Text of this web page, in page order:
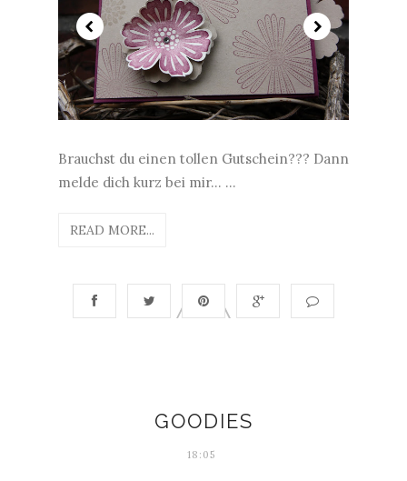
Brauchst du einen tollen Gutschein??? Dann
melde dich kurz bei mir... ...
READ MORE...
GOODIES
18:05